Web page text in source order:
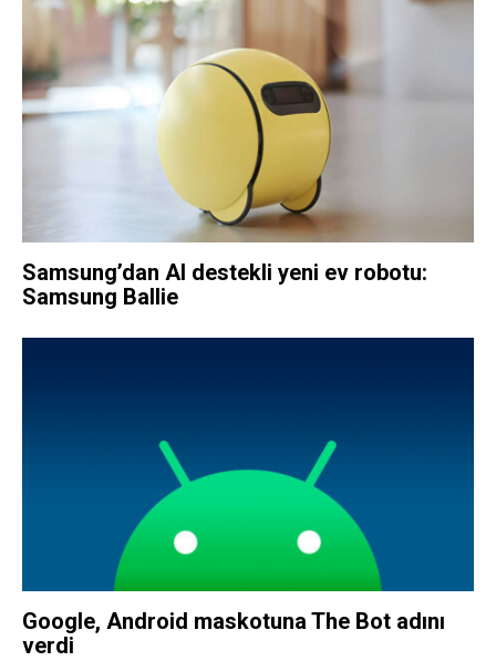
Samsung’dan AI destekli yeni ev robotu:
Samsung Ballie
Google, Android maskotuna The Bot adını
verdi